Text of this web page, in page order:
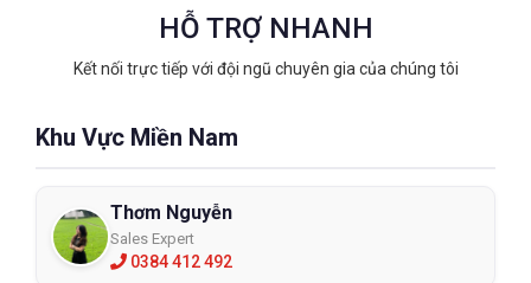
HỖ TRỢ NHANH
Kết nối trực tiếp với đội ngũ chuyên gia của chúng tôi
Khu Vực Miền Nam
Thơm Nguyễn
Sales Expert
0384 412 492